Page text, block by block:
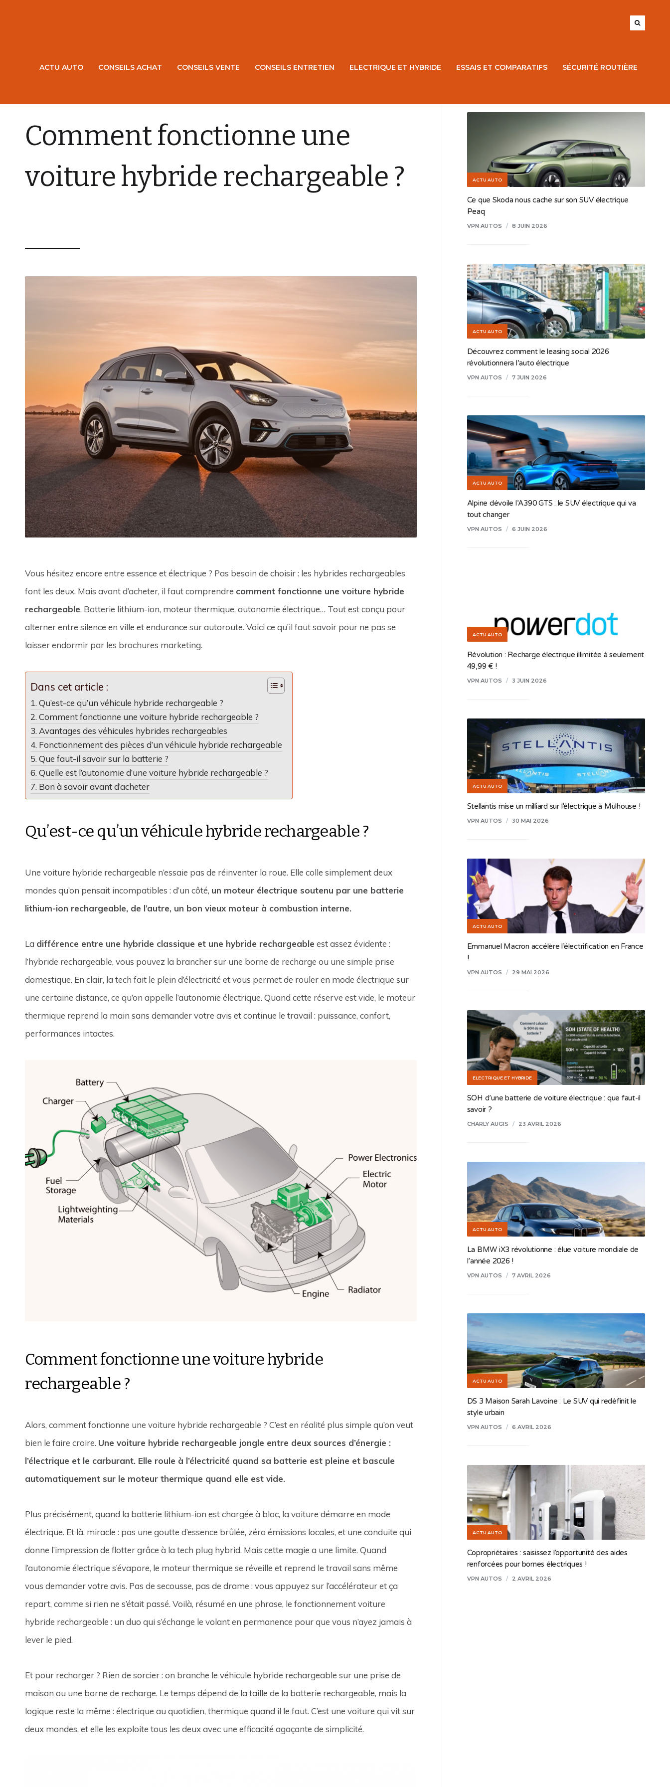
ACTU AUTO CONSEILS ACHAT CONSEILS VENTE CONSEILS ENTRETIEN ELECTRIQUE ET HYBRIDE ESSAIS ET COMPARATIFS SÉCURITÉ ROUTIÈRE
Comment fonctionne une
voiture hybride rechargeable ?
Vous hésitez encore entre essence et électrique ? Pas besoin de choisir : les hybrides rechargeables
font les deux. Mais avant d’acheter, il faut comprendre comment fonctionne une voiture hybride
rechargeable. Batterie lithium-ion, moteur thermique, autonomie électrique… Tout est conçu pour
alterner entre silence en ville et endurance sur autoroute. Voici ce qu’il faut savoir pour ne pas se
laisser endormir par les brochures marketing.
Dans cet article :
Qu’est-ce qu’un véhicule hybride rechargeable ?
Comment fonctionne une voiture hybride rechargeable ?
Avantages des véhicules hybrides rechargeables
Fonctionnement des pièces d’un véhicule hybride rechargeable
Que faut-il savoir sur la batterie ?
Quelle est l’autonomie d’une voiture hybride rechargeable ?
Bon à savoir avant d’acheter
Qu’est-ce qu’un véhicule hybride rechargeable ?
Une voiture hybride rechargeable n’essaie pas de réinventer la roue. Elle colle simplement deux
mondes qu’on pensait incompatibles : d’un côté, un moteur électrique soutenu par une batterie
lithium-ion rechargeable, de l’autre, un bon vieux moteur à combustion interne.
La différence entre une hybride classique et une hybride rechargeable est assez évidente :
l’hybride rechargeable, vous pouvez la brancher sur une borne de recharge ou une simple prise
domestique. En clair, la tech fait le plein d’électricité et vous permet de rouler en mode électrique sur
une certaine distance, ce qu’on appelle l’autonomie électrique. Quand cette réserve est vide, le moteur
thermique reprend la main sans demander votre avis et continue le travail : puissance, confort,
performances intactes.
Comment fonctionne une voiture hybride
rechargeable ?
Alors, comment fonctionne une voiture hybride rechargeable ? C’est en réalité plus simple qu’on veut
bien le faire croire. Une voiture hybride rechargeable jongle entre deux sources d’énergie :
l’électrique et le carburant. Elle roule à l’électricité quand sa batterie est pleine et bascule
automatiquement sur le moteur thermique quand elle est vide.
Plus précisément, quand la batterie lithium-ion est chargée à bloc, la voiture démarre en mode
électrique. Et là, miracle : pas une goutte d’essence brûlée, zéro émissions locales, et une conduite qui
donne l’impression de flotter grâce à la tech plug hybrid. Mais cette magie a une limite. Quand
l’autonomie électrique s’évapore, le moteur thermique se réveille et reprend le travail sans même
vous demander votre avis. Pas de secousse, pas de drame : vous appuyez sur l’accélérateur et ça
repart, comme si rien ne s’était passé. Voilà, résumé en une phrase, le fonctionnement voiture
hybride rechargeable : un duo qui s’échange le volant en permanence pour que vous n’ayez jamais à
lever le pied.
Et pour recharger ? Rien de sorcier : on branche le véhicule hybride rechargeable sur une prise de
maison ou une borne de recharge. Le temps dépend de la taille de la batterie rechargeable, mais la
logique reste la même : électrique au quotidien, thermique quand il le faut. C’est une voiture qui vit sur
deux mondes, et elle les exploite tous les deux avec une efficacité agaçante de simplicité.
ACTU AUTO
Ce que Skoda nous cache sur son SUV électrique
Peaq
VPN AUTOS / 8 JUIN 2026
ACTU AUTO
Découvrez comment le leasing social 2026
révolutionnera l’auto électrique
VPN AUTOS / 7 JUIN 2026
ACTU AUTO
Alpine dévoile l’A390 GTS : le SUV électrique qui va
tout changer
VPN AUTOS / 6 JUIN 2026
ACTU AUTO
Révolution : Recharge électrique illimitée à seulement
49,99 € !
VPN AUTOS / 3 JUIN 2026
ACTU AUTO
Stellantis mise un milliard sur l’électrique à Mulhouse !
VPN AUTOS / 30 MAI 2026
ACTU AUTO
Emmanuel Macron accélère l’électrification en France
!
VPN AUTOS / 29 MAI 2026
ELECTRIQUE ET HYBRIDE
SOH d’une batterie de voiture électrique : que faut-il
savoir ?
CHARLY AUGIS / 23 AVRIL 2026
ACTU AUTO
La BMW iX3 révolutionne : élue voiture mondiale de
l’année 2026 !
VPN AUTOS / 7 AVRIL 2026
ACTU AUTO
DS 3 Maison Sarah Lavoine : Le SUV qui redéfinit le
style urbain
VPN AUTOS / 6 AVRIL 2026
ACTU AUTO
Copropriétaires : saisissez l’opportunité des aides
renforcées pour bornes électriques !
VPN AUTOS / 2 AVRIL 2026